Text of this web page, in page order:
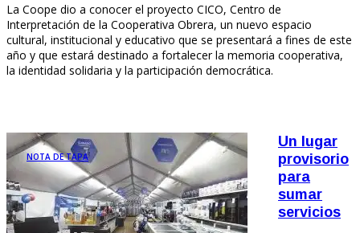
La Coope dio a conocer el proyecto CICO, Centro de
Interpretación de la Cooperativa Obrera, un nuevo espacio
cultural, institucional y educativo que se presentará a fines de este
año y que estará destinado a fortalecer la memoria cooperativa,
la identidad solidaria y la participación democrática.
NOTA DE TAPA
Un lugar
provisorio
para
sumar
servicios